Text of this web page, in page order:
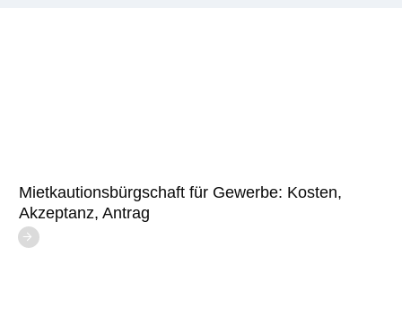
Mietkautionsbürgschaft für Gewerbe: Kosten,
Akzeptanz, Antrag